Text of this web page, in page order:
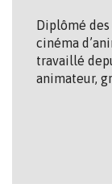
Diplômé
cinéma
travaillé
animateur,